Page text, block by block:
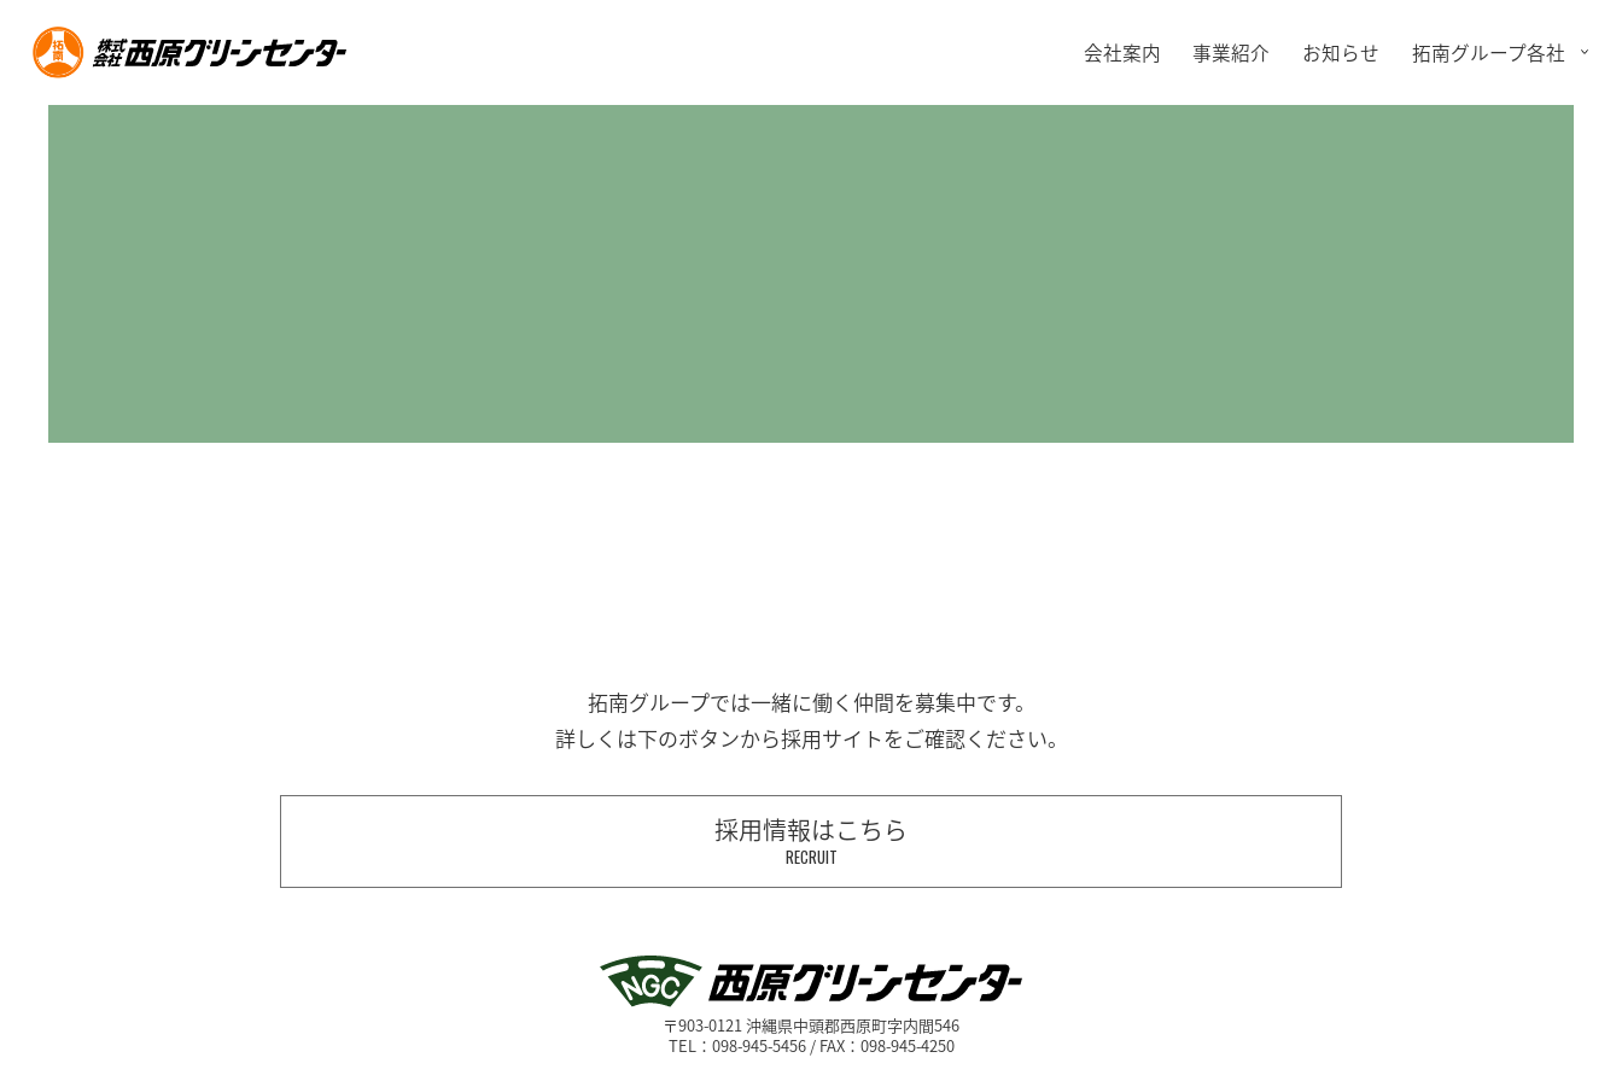
会社案内 事業紹介 お知らせ 拓南グループ各社
拓南グループでは一緒に働く 仲間を募集中です。
詳しくは下のボタンから採用サイトをご確認ください。
採用情報はこちら
RECRUIT
〒903-0121 沖縄県中頭郡西原町字内間546
TEL：098-945-5456 / FAX：098-945-4250